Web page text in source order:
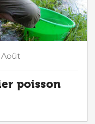
Août
poisson